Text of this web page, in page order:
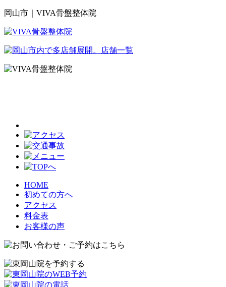
岡山市｜VIVA骨盤整体院
HOME
初めての方へ
アクセス
料金表
お客様の声